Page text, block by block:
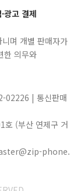
광고 결제
며 개별 판매자가
한 의무와
02226 | 통신판매
호 (부산 연제구 거
phone.